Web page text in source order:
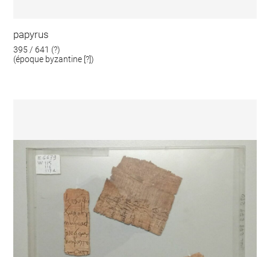
papyrus
395 / 641 (?)
(époque byzantine [?])